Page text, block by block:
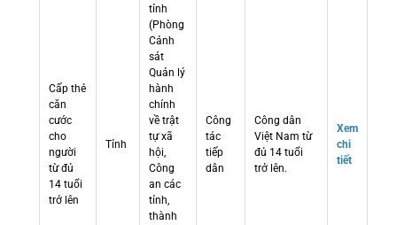
Cấp thẻ
căn
cước
cho
người
từ đủ
14 tuổi
trở lên
Tỉnh
tỉnh
(Phòng
Cảnh
sát
Quản lý
hành
chính
về trật
tự xã
hội,
Công
an các
tỉnh,
thành
Công
tác
tiếp
dân
Công dân
Việt Nam từ
đủ 14 tuổi
trở lên.
Xem
chi
tiết